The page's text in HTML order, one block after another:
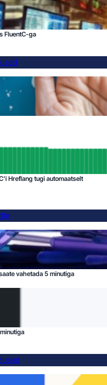
FluentC-ga
Hreflang tugi automaatselt
vahetada 5 minutiga